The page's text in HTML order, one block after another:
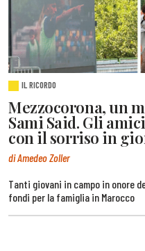
IL RICORDO
Mezzocorona, un
Sami Said. Gli
con il sorriso in
di Amedeo Zoller
Tanti giovani in campo in onore
fondi per la famiglia in Marocco